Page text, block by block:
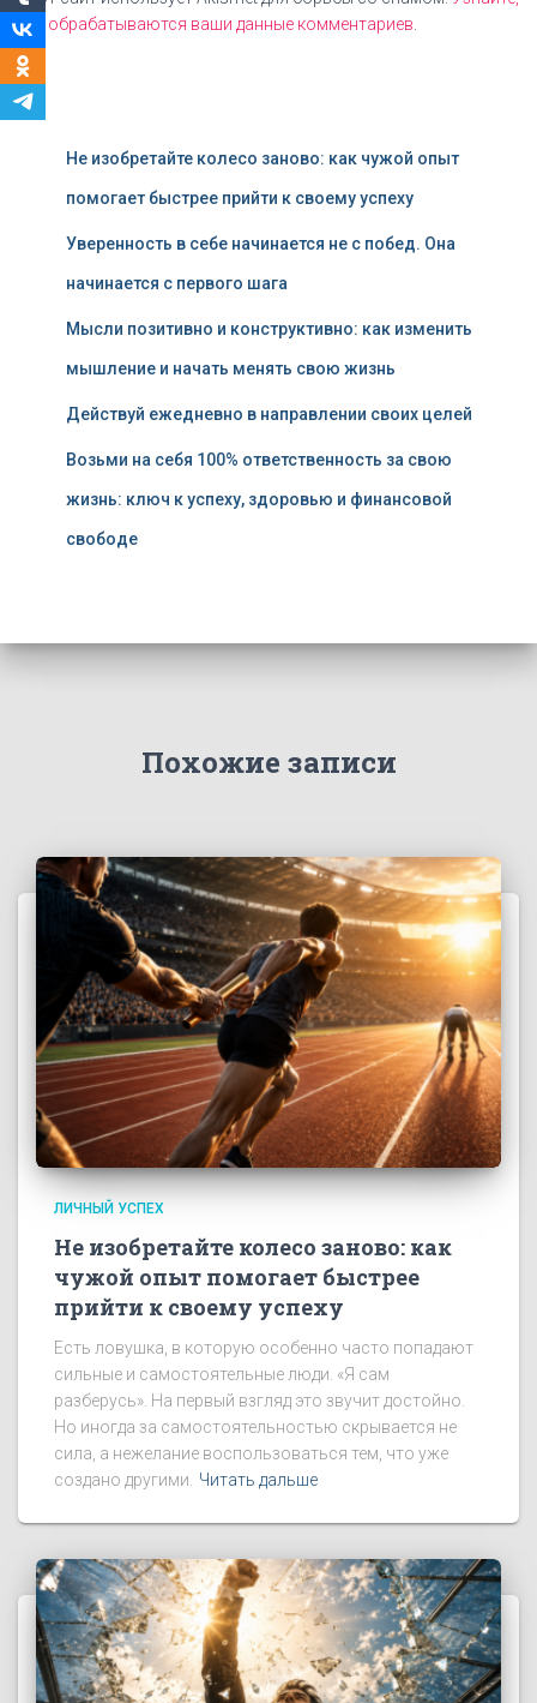
как обрабатываются ваши данные комментариев
Не изобретайте колесо заново: как чужой опыт
помогает быстрее прийти к своему успеху
Уверенность в себе начинается не с побед. Она
начинается с первого шага
Мысли позитивно и конструктивно: как изменить
мышление и начать менять свою жизнь
Действуй ежедневно в направлении своих целей
Возьми на себя 100% ответственность за свою
жизнь: ключ к успеху, здоровью и финансовой
свободе
Похожие записи
ЛИЧНЫЙ УСПЕХ
Не изобретайте колесо заново: как
чужой опыт помогает быстрее
прийти к своему успеху
Есть ловушка, в которую особенно часто попадают
сильные и самостоятельные люди. «Я сам
разберусь». На первый взгляд это звучит достойно.
Но иногда за самостоятельностью скрывается не
сила, а нежелание воспользоваться тем, что уже
создано другими.
Читать дальше